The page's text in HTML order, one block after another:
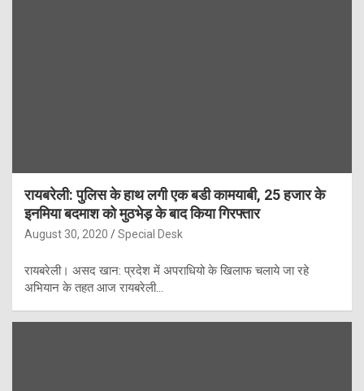
रायबरेली: पुलिस के हाथ लगी एक बडी कामयाबी, 25 हजार के
इनमिया बदमाश को मुठभेड़ के बाद किया गिरफ्तार
August 30, 2020 Special Desk
रायबरेली। असद खान: प्रदेश में अपराधियो के खिलाफ चलाये जा रहे
अभियान के तहत आज रायबरेली…